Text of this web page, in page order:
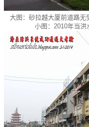
大图：砂拉越大厦前道路无
小图：2010年当洪